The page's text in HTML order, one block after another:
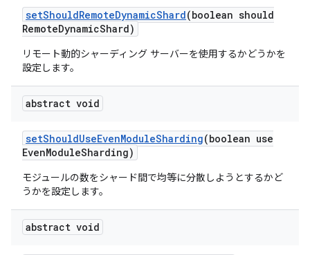
setShouldRemoteDynamicShard(boolean should
RemoteDynamicShard)
リモート動的シャーディング サーバーを使用するかどうかを
設定します。
abstract void
setShouldUseEvenModuleSharding(boolean use
EvenModuleSharding)
モジュールの数をシャード間で均等に分散しようとするかど
うかを設定します。
abstract void